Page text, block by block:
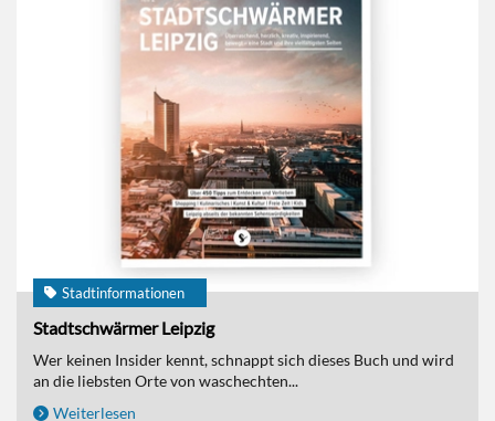
Stadtinformationen
Stadtschwärmer Leipzig
Wer keinen Insider kennt, schnappt sich dieses Buch und wird
an die liebsten Orte von waschechten...
Weiterlesen